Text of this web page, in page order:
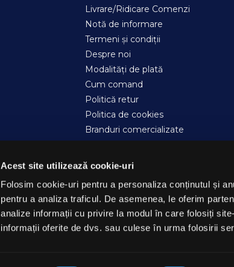
Acest site utilizează cookie-uri
Folosim cookie-uri pentru a personaliza conținutul și
pentru a analiza traficul. De asemenea, le oferim
analize informații cu privire la modul în care folosiți
informații oferite de dvs. sau culese în urma folosirii
Livrare/Ridicare Comenzi
Notă de informare
Termeni și condiții
Despre noi
Modalități de plată
Cum comand
Politică retur
Politica de cookies
Branduri comercializate
Contacteaza-ne
Magazine
ANPC